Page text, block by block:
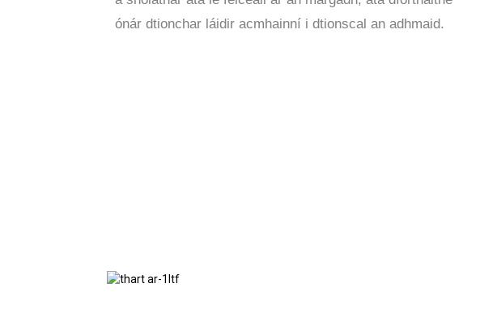
ónár dtionchar láidir acmhainní i dtionscal an adhmaid.